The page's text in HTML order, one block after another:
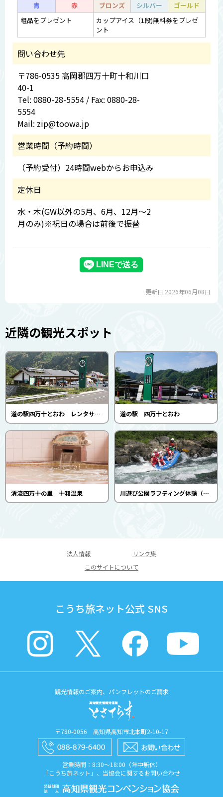
青 赤 ブロンズ シルバー
ゴールド
粗品をプレゼント
カップアイス（1段)無料券をプレゼ
ント
問い合わせ先
〒786-0535 高岡郡四万十町十和川口
40-1
Tel: 0880-28-5554 / Fax: 0880-28-
5554
Mail: zip@toowa.jp
営業時間（予約時間）
（予約受付）24時間webからお申込み
定休日
水・木(GW以外の5月、6月、12月～2
月のみ)※祝日の場合は前後で振替
更新日 2026年06月08日
近隣の観光スポット
道の駅四万十とおわ レンタサイクル 道の駅 四万十とおわ
清流四万十の里 十和温泉 川遊び公園ラフティング体験（四万十川・川遊び公園 ふるさと交流センター）
法人情報
リンク集
このサイトについて
こうち旅ネット公式 SNS
観光情報のご案内、パンフレットのご請求
〒780-0056 高知県高知市北本町2-10-17
営業時間：8:30〜18:00（年中無休）
「こうち旅ネット」、当協会に関するお問い合わせ